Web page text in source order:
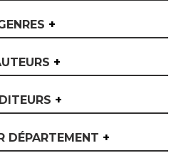
+
+
+
DÉPARTEMENT +